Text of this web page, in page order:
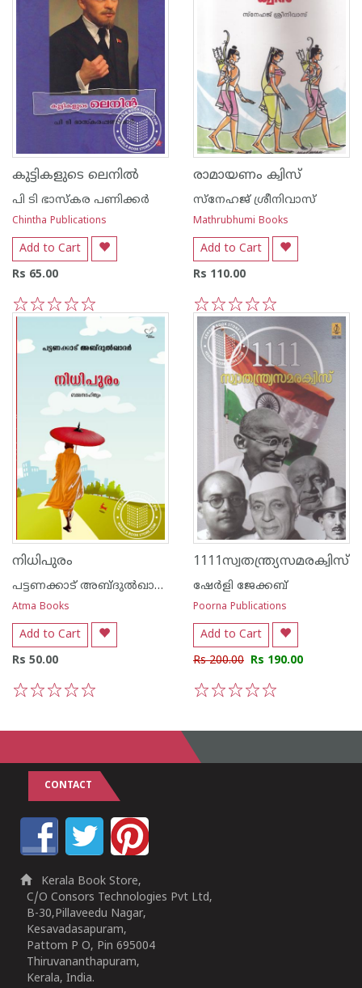
കുട്ടികളുടെ ലെനില്‍
പി ടി ഭാസ്കര പണിക്കര്‍
Chintha Publications
Add to Cart
Rs 65.00
5
4
3
2
1
രാമായണം ക്വിസ്
സ്നേഹജ് ശ്രീനിവാസ്
Mathrubhumi Books
Add to Cart
Rs 110.00
5
4
3
2
1
നിധിപുരം
പട്ടണക്കാട് അബ്ദുല്‍ഖാദര്‍
Atma Books
Add to Cart
Rs 50.00
1111സ്വതന്ത്ര്യസമരക്വിസ്
ഷേർളി ജേക്കബ്
Poorna Publications
Add to Cart
Rs 200.00 Rs 190.00
CONTACT
Kerala Book Store,
C/O Consors Technologies Pvt Ltd,
B-30,Pillaveedu Nagar,
Kesavadasapuram,
Pattom P O, Pin 695004
Thiruvananthapuram,
Kerala, India.